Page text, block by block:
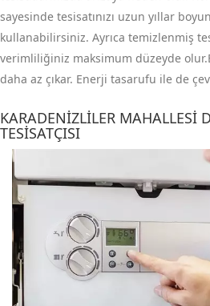
sayesinde tesisatınızı uzun yıllar
kullanabilirsiniz. Ayrıca temizlenmiş
verimliliğiniz maksimum düzeyde
daha az çıkar. Enerji tasarufu ile de
KARADENIZLILER MAHALLESI
TESISATÇISI